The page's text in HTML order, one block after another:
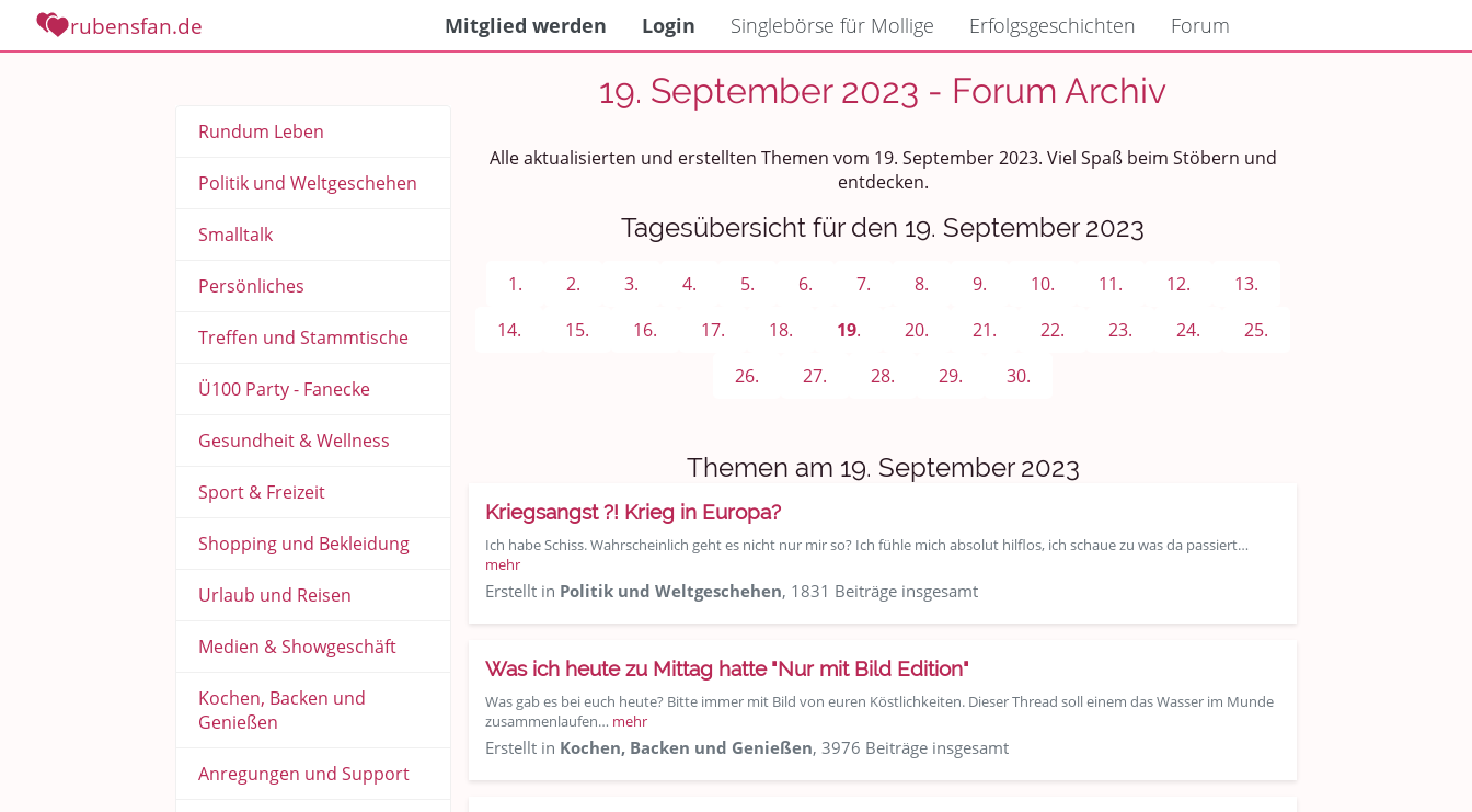
rubensfan.de Mitglied werden Login Singlebörse für Mollige Erfolgsgeschichten Forum
Rundum Leben
Politik und Weltgeschehen
Smalltalk
Persönliches
Treffen und Stammtische
Ü100 Party - Fanecke
Gesundheit & Wellness
Sport & Freizeit
Shopping und Bekleidung
Urlaub und Reisen
Medien & Showgeschäft
Kochen, Backen und
Genießen
Anregungen und Support
19. September 2023 - Forum Archiv
Alle aktualisierten und erstellten Themen vom 19. September 2023. Viel Spaß beim Stöbern und
entdecken.
Tagesübersicht für den 19. September 2023
1. 2. 3. 4. 5. 6. 7. 8. 9. 10. 11. 12.
13.
14.
15. 16. 17. 18. 19. 20. 21. 22. 23. 24.
25.
26.
27. 28. 29. 30.
Themen am 19. September 2023
Kriegsangst ?! Krieg in Europa?
Ich habe Schiss. Wahrscheinlich geht es nicht nur mir so? Ich fühle mich absolut hilflos, ich schaue zu was da passiert…
mehr
Erstellt in Politik und Weltgeschehen, 1831 Beiträge insgesamt
Was ich heute zu Mittag hatte "Nur mit Bild Edition"
Was gab es bei euch heute? Bitte immer mit Bild von euren Köstlichkeiten. Dieser Thread soll einem das Wasser im Munde
zusammenlaufen… mehr
Erstellt in Kochen, Backen und Genießen, 3976 Beiträge insgesamt